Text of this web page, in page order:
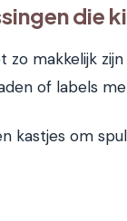
die
zo makkelijk
of labels
kastjes om